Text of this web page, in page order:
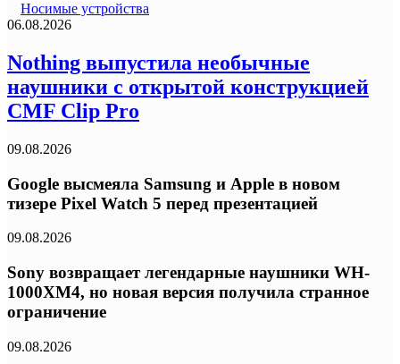
Носимые устройства
06.08.2026
Nothing выпустила необычные
наушники с открытой конструкцией
CMF Clip Pro
09.08.2026
Google высмеяла Samsung и Apple в новом
тизере Pixel Watch 5 перед презентацией
09.08.2026
Sony возвращает легендарные наушники WH-
1000XM4, но новая версия получила странное
ограничение
09.08.2026